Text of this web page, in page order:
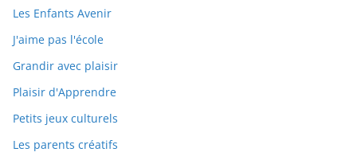
Les Enfants Avenir
J'aime pas l'école
Grandir avec plaisir
Plaisir d'Apprendre
Petits jeux culturels
Les parents créatifs